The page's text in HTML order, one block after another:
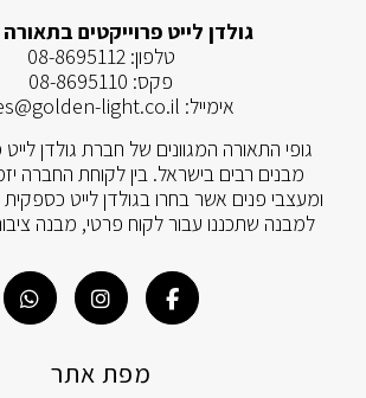
גולדן לייט פרוייקטים
טלפון:08-8695112
פקס: 08-8695110
אימייל: light.co.il
גופי התאורה המגוונים של חברת גולדן
מבנים רבים בישראל. בין לקוחת החברה
ומעצבי פנים אשר בחרו בגולדן לייט
למבנה שתכננו עבור לקוח פרטי, מבנה
מפת אתר